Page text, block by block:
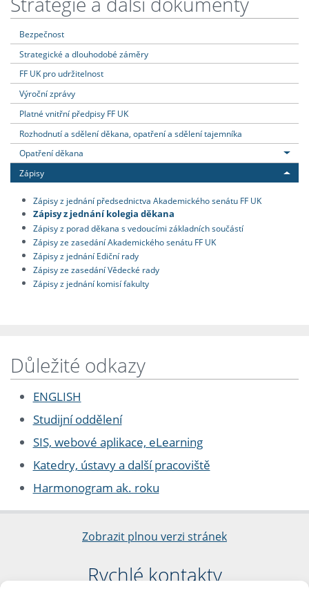
Bezpečnost
Strategické a dlouhodobé záměry
FF UK pro udržitelnost
Výroční zprávy
Platné vnitřní předpisy FF UK
Rozhodnutí a sdělení děkana, opatření a sdělení tajemníka
Opatření děkana
Zápisy
Zápisy z jednání předsednictva Akademického senátu FF UK
Zápisy z jednání kolegia děkana
Zápisy z porad děkana s vedoucími základních součástí
Zápisy ze zasedání Akademického senátu FF UK
Zápisy z jednání Ediční rady
Zápisy ze zasedání Vědecké rady
Zápisy z jednání komisí fakulty
Důležité odkazy
ENGLISH
Studijní oddělení
SIS, webové aplikace, eLearning
Katedry, ústavy a další pracoviště
Harmonogram ak. roku
Zobrazit plnou verzi stránek
Rychlé kontakty